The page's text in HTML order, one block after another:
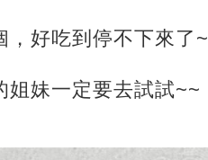
，好吃到停不下來了
姐妹一定要去試試~~